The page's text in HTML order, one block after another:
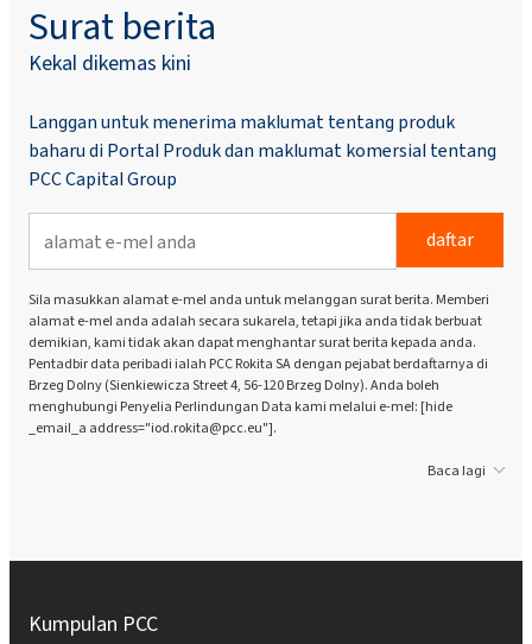
Surat berita
Kekal dikemas kini
Langgan untuk menerima maklumat tentang produk
baharu di Portal Produk dan maklumat komersial tentang
PCC Capital Group
daftar
Sila masukkan alamat e-mel anda untuk melanggan surat berita. Memberi
alamat e-mel anda adalah secara sukarela, tetapi jika anda tidak berbuat
demikian, kami tidak akan dapat menghantar surat berita kepada anda.
Pentadbir data peribadi ialah PCC Rokita SA dengan pejabat berdaftarnya di
Brzeg Dolny (Sienkiewicza Street 4, 56-120 Brzeg Dolny). Anda boleh
menghubungi Penyelia Perlindungan Data kami melalui e-mel: [hide
_email_a address="iod.rokita@pcc.eu"].
Baca lagi
Kumpulan PCC